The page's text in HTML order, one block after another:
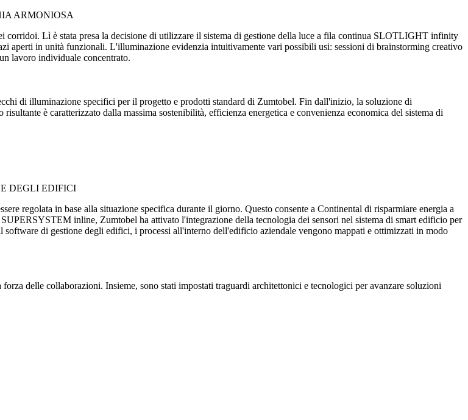
ARMONIOSA
corridoi. Lì è stata presa la decisione di utilizzare il sistema di gestione della luce a fila continua SLOTLIGHT infinity
aperti in unità funzionali. L'illuminazione evidenzia intuitivamente vari possibili usi: sessioni di brainstorming creativo
lavoro individuale concentrato.
di illuminazione specifici per il progetto e prodotti standard di Zumtobel. Fin dall'inizio, la soluzione di
è caratterizzato dalla massima sostenibilità, efficienza energetica e convenienza economica del sistema di
DEGLI EDIFICI
regolata in base alla situazione specifica durante il giorno. Questo consente a Continental di risparmiare energia a
inline, Zumtobel ha attivato l'integrazione della tecnologia dei sensori nel sistema di smart edificio per
di gestione degli edifici, i processi all'interno dell'edificio aziendale vengono mappati e ottimizzati in modo
delle collaborazioni. Insieme, sono stati impostati traguardi architettonici e tecnologici per avanzare soluzioni